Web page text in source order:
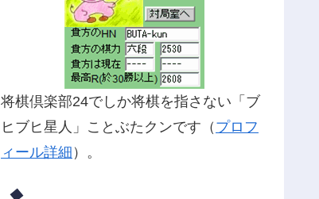
将棋倶楽部24でしか将棋を指さない「ブ
ヒブヒ星人」ことぶたクンです（ プロフ
ィール詳細 ）。